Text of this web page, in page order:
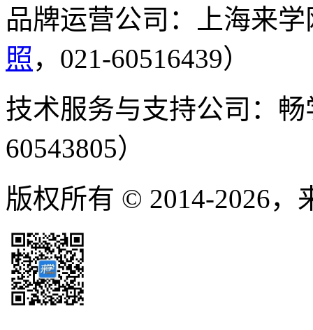
品牌运营公司：上海来
照 ，021-60516439）
技术服务与支持公司：
60543805）
版权所有 © 2014-2026，